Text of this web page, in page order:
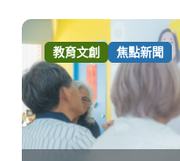
教育文創 焦點新聞